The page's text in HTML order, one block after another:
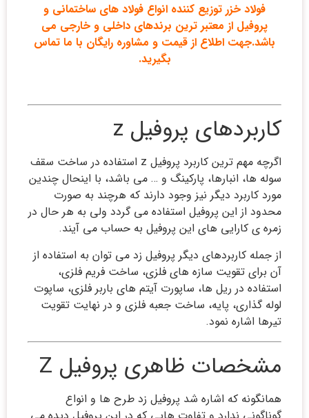
فولاد خزر توزیع کننده انواع فولاد های ساختمانی و
پروفیل از معتبر ترین برندهای داخلی و خارجی می
باشد.جهت اطلاع از قیمت و مشاوره رایگان با ما تماس
بگیرید.
کاربردهای پروفیل z
اگرچه مهم ترین کاربرد پروفیل z استفاده در ساخت سقف
سوله ها، انبارها، پارکینگ و … می باشد، با اینحال چندین
مورد کاربرد دیگر نیز وجود دارند که هرچند به صورت
محدود از این پروفیل استفاده می گردد ولی به هر حال در
زمره ی کارایی های این پروفیل به حساب می آیند.
از جمله کاربردهای دیگر پروفیل زد می توان به استفاده از
آن برای تقویت سازه های فلزی، ساخت فریم فلزی،
استفاده در ریل ها، ساپورت آیتم های باربر فلزی، ساپوت
لوله گذاری، پایه، ساخت جعبه فلزی و در نهایت تقویت
تیرها اشاره نمود.
مشخصات ظاهری پروفیل Z
همانگونه که اشاره شد پروفیل زد طرح ها و انواع